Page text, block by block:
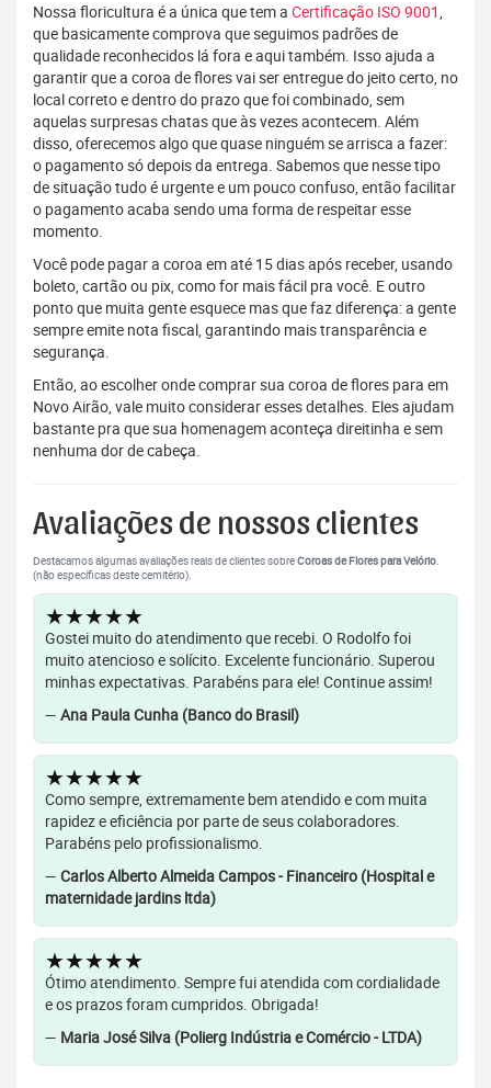
Nossa floricultura é a única que tem a Certificação ISO 9001,
que basicamente comprova que seguimos padrões de
qualidade reconhecidos lá fora e aqui também. Isso ajuda a
garantir que a coroa de flores vai ser entregue do jeito certo, no
local correto e dentro do prazo que foi combinado, sem
aquelas surpresas chatas que às vezes acontecem. Além
disso, oferecemos algo que quase ninguém se arrisca a fazer:
o pagamento só depois da entrega. Sabemos que nesse tipo
de situação tudo é urgente e um pouco confuso, então facilitar
o pagamento acaba sendo uma forma de respeitar esse
momento.
Você pode pagar a coroa em até 15 dias após receber, usando
boleto, cartão ou pix, como for mais fácil pra você. E outro
ponto que muita gente esquece mas que faz diferença: a gente
sempre emite nota fiscal, garantindo mais transparência e
segurança.
Então, ao escolher onde comprar sua coroa de flores para em
Novo Airão, vale muito considerar esses detalhes. Eles ajudam
bastante pra que sua homenagem aconteça direitinha e sem
nenhuma dor de cabeça.
Avaliações de nossos clientes
Destacamos algumas avaliações reais de clientes sobreCoroas de Flores para Velório.
(não específicas deste cemitério).
★★★★★
Gostei muito do atendimento que recebi. O Rodolfo foi
muito atencioso e solícito. Excelente funcionário. Superou
minhas expectativas. Parabéns para ele! Continue assim!
— Ana Paula Cunha (Banco do Brasil)
★★★★★
Como sempre, extremamente bem atendido e com muita
rapidez e eficiência por parte de seus colaboradores.
Parabéns pelo profissionalismo.
— Carlos Alberto Almeida Campos - Financeiro (Hospital e
maternidade jardins ltda)
★★★★★
Ótimo atendimento. Sempre fui atendida com cordialidade
e os prazos foram cumpridos. Obrigada!
— Maria José Silva (Polierg Indústria e Comércio - LTDA)